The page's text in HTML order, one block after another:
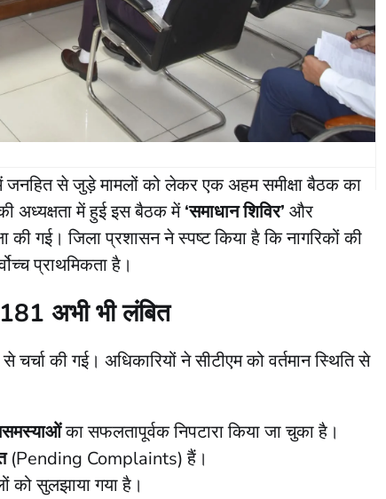
जनहित से जुड़े मामलों को लेकर एक अहम समीक्षा बैठक का
अध्यक्षता में हुई इस बैठक में‘समाधान शिविर’ और
की गई। जिला प्रशासन ने स्पष्ट किया है कि नागरिकों की
प्राथमिकता है।
अभी भी लंबित
की गई। अधिकारियों ने सीटीएम को वर्तमान स्थिति से
का सफलतापूर्वक निपटारा किया जा चुका है।
(Pending Complaints) हैं।
को सुलझाया गया है।